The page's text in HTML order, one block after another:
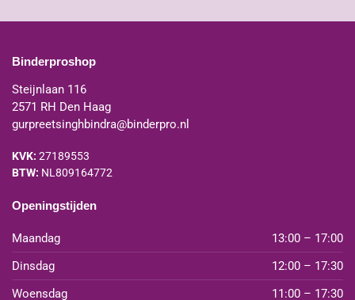
Binderproshop
Steijnlaan 116
2571 RH Den Haag
gurpreetsinghbindra@binderpro.nl
KVK: 27189553
BTW: NL809164772
Openingstijden
Maandag
13:00 – 17:00
Dinsdag
12:00 – 17:30
Woensdag
11:00 – 17:30